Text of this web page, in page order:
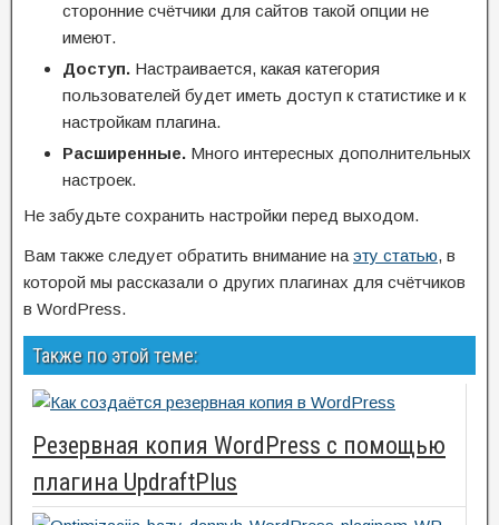
сторонние счётчики для сайтов такой опции не
имеют.
Доступ. Настраивается, какая категория
пользователей будет иметь доступ к статистике и к
настройкам плагина.
Расширенные. Много интересных дополнительных
настроек.
Не забудьте сохранить настройки перед выходом.
Вам также следует обратить внимание на эту статью, в
которой мы рассказали о других плагинах для счётчиков
в WordPress.
Также по этой теме:
Резервная копия WordPress с помощью
плагина UpdraftPlus